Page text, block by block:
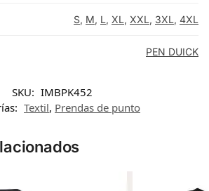
S, M, L, XL, XXL, 3XL, 4XL
PEN DUICK
SKU: IMBPK452
Textil, Prendas de punto